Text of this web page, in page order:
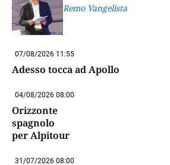
Remo Vangelista
07/08/2026 11:55
Adesso tocca ad Apollo
04/08/2026 08:00
Orizzonte
spagnolo
per Alpitour
31/07/2026 08:00